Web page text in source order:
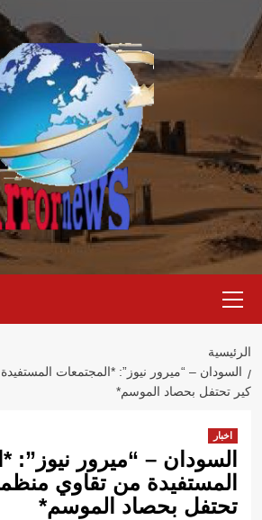
تخطي
إلى
المحتوى
الرئيسية
الرئيسية
السودان – “ميرور نيوز”: *المجتمعات
كير تحتفل بحصاد الموسم*
اخبار
السودان – “ميرور نيوز”:
المستفيدة من تقاوي
تحتفل بحصاد الموسم*